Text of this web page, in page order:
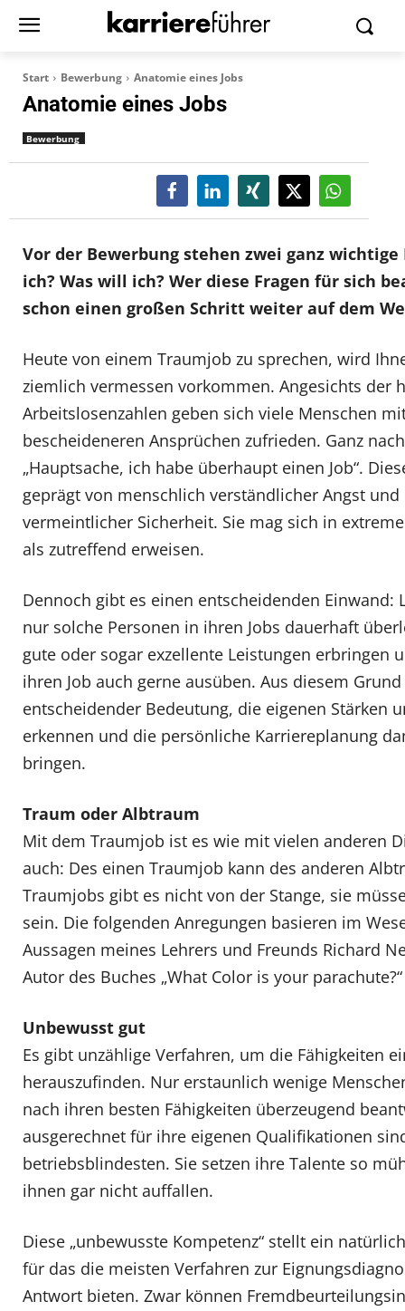
Start Bewerbung Anatomie eines Jobs
Anatomie eines Jobs
Bewerbung
Vor der Bewerbung stehen zwei ganz wichtige
ich? Was will ich? Wer diese Fragen für sich
schon einen großen Schritt weiter auf dem
Heute von einem Traumjob zu sprechen, wird
ziemlich vermessen vorkommen. Angesichts der
Arbeitslosenzahlen geben sich viele Menschen
bescheideneren Ansprüchen zufrieden. Ganz
„Hauptsache, ich habe überhaupt einen Job“.
geprägt von menschlich verständlicher Angst
vermeintlicher Sicherheit. Sie mag sich in
als zutreffend erweisen.
Dennoch gibt es einen entscheidenden Einwand:
nur solche Personen in ihren Jobs dauerhaft
gute oder sogar exzellente Leistungen erbringen
ihren Job auch gerne ausüben. Aus diesem
entscheidender Bedeutung, die eigenen Stärken
erkennen und die persönliche Karriereplanung
bringen.
Traum oder Albtraum
Mit dem Traumjob ist es wie mit vielen anderen
auch: Des einen Traumjob kann des anderen
Traumjobs gibt es nicht von der Stange, sie
sein. Die folgenden Anregungen basieren im
Aussagen meines Lehrers und Freunds Richard
Autor des Buches „What Color is your parachute?“
Unbewusst gut
Es gibt unzählige Verfahren, um die Fähigkeiten
herauszufinden. Nur erstaunlich wenige
nach ihren besten Fähigkeiten überzeugend
ausgerechnet für ihre eigenen Qualifikationen
betriebsblindesten. Sie setzen ihre Talente so
ihnen gar nicht auffallen.
Diese „unbewusste Kompetenz“ stellt ein
für das die meisten Verfahren zur
Antwort bieten. Zwar können